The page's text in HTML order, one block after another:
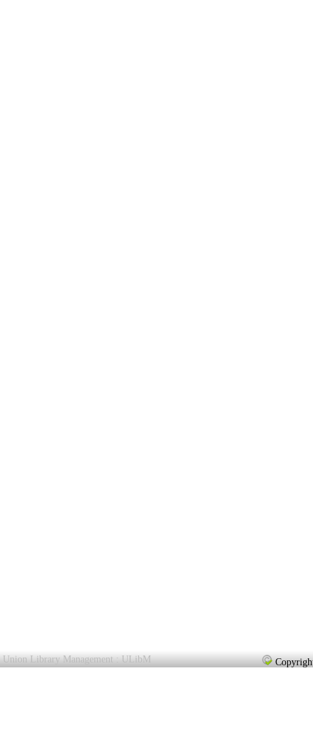
Union Library Management : ULibM